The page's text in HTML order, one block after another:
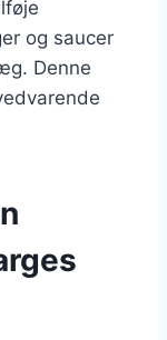
og saucer
Denne